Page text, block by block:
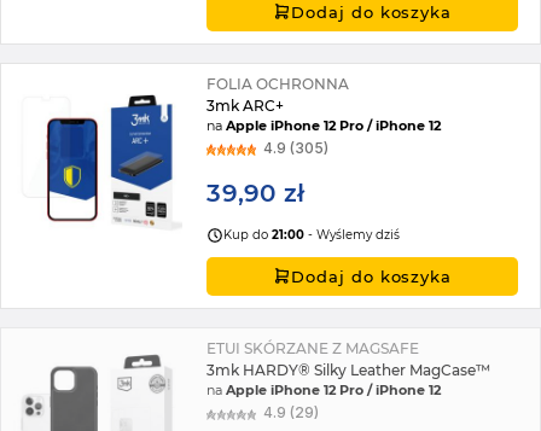
Dodaj do koszyka
FOLIA OCHRONNA
3mk ARC+
naApple iPhone 12 Pro / iPhone 12
4.9 (305)
39,90 zł
Kup do21:00 - Wyślemy dziś
Dodaj do koszyka
ETUI SKÓRZANE Z MAGSAFE
3mk HARDY® Silky Leather MagCase™
naApple iPhone 12 Pro / iPhone 12
4.9 (29)